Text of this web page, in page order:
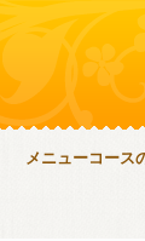
メニューコース